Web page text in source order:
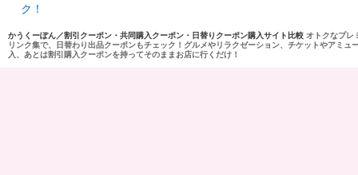
ク！
かうくーぽん／割引クーポン・共同購入クーポン・日替りクーポン購入サイト比較 オトクなプレ
リンク集で、日替わり出品クーポンもチェック！グルメやリラクゼーション、チケットやアミ
入、あとは割引購入クーポンを持ってそのままお店に行くだけ！